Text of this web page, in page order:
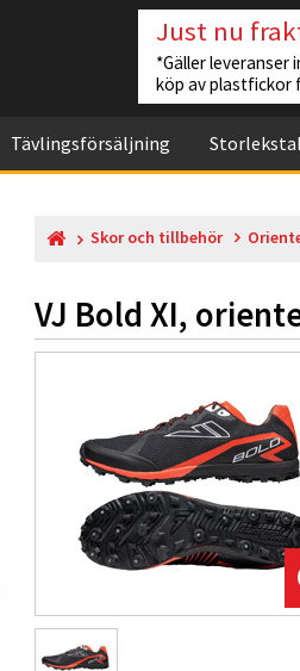
Just nu
*Gäller leveranser
köp av plastfickor
Tävlingsförsäljning
Skor och tillbehör
VJ Bold XI,